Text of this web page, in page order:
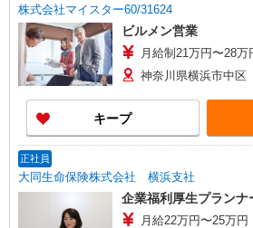
城・栃木・群馬・埼玉・
ブロック(東海)：静岡・
ック(関西)：兵庫・京都
山 ・Gブロック(中国/四
鳥取・島根・香川・高
崎・宮崎・鹿児島・沖
でも6都道府県は必要と
希望とする場合は最低で
株式会社マイスター60/31624
ビルメン営業
月給制21万円〜28万
神奈川県横浜市中区
キープ
正社員
大同生命保険株式会社 横浜支社
企業福利厚生プランナ
月給22万円〜25万